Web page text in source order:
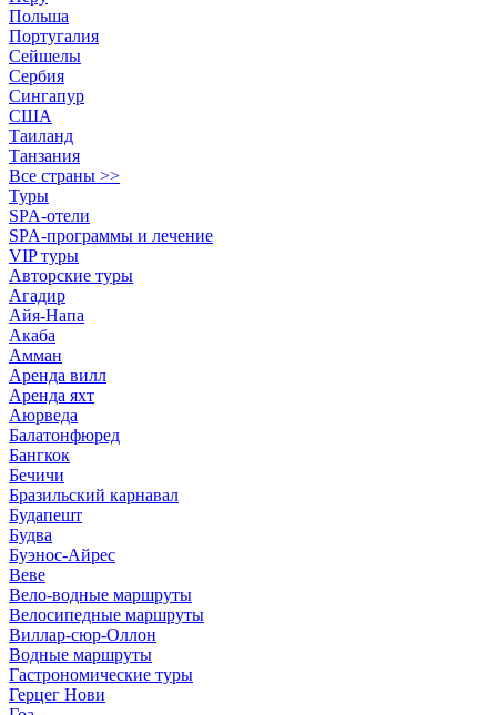
Польша
Португалия
Сейшелы
Сербия
Сингапур
США
Таиланд
Танзания
Все страны >>
Туры
SPA-отели
SPA-программы и лечение
VIP туры
Авторские туры
Агадир
Айя-Напа
Акаба
Амман
Аренда вилл
Аренда яхт
Аюрведа
Балатонфюред
Бангкок
Бечичи
Бразильский карнавал
Будапешт
Будва
Буэнос-Айрес
Веве
Вело-водные маршруты
Велосипедные маршруты
Виллар-сюр-Оллон
Водные маршруты
Гастрономические туры
Герцег Нови